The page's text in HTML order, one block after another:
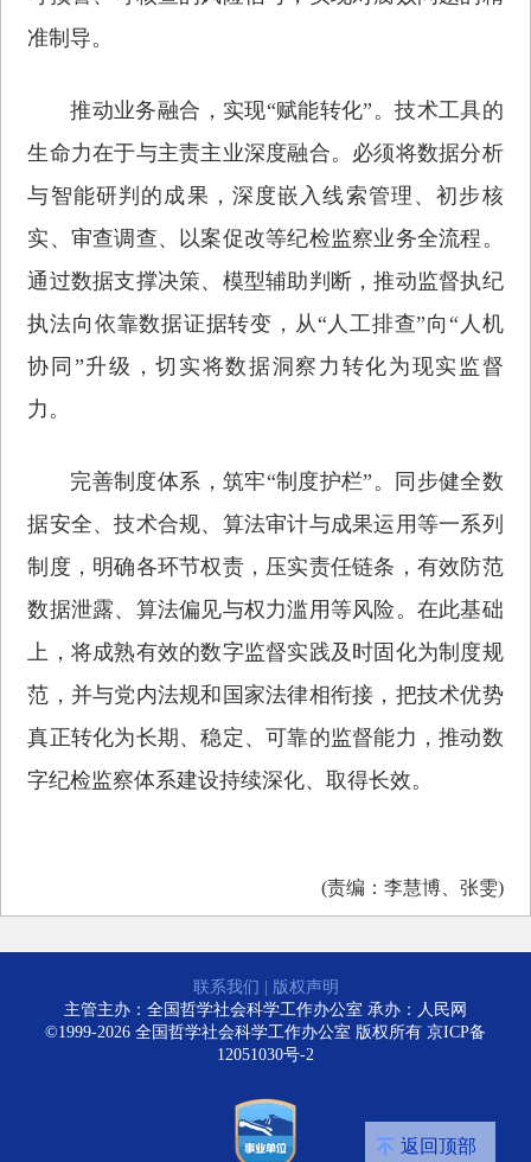
准制导。
推动业务融合，实现“赋能转化”。技术工具的
生命力在于与主责主业深度融合。必须将数据分析
与智能研判的成果，深度嵌入线索管理、初步核
实、审查调查、以案促改等纪检监察业务全流程。
通过数据支撑决策、模型辅助判断，推动监督执纪
执法向依靠数据证据转变，从“人工排查”向“人机
协同”升级，切实将数据洞察力转化为现实监督
力。
完善制度体系，筑牢“制度护栏”。同步健全数
据安全、技术合规、算法审计与成果运用等一系列
制度，明确各环节权责，压实责任链条，有效防范
数据泄露、算法偏见与权力滥用等风险。在此基础
上，将成熟有效的数字监督实践及时固化为制度规
范，并与党内法规和国家法律相衔接，把技术优势
真正转化为长期、稳定、可靠的监督能力，推动数
字纪检监察体系建设持续深化、取得长效。
(责编：李慧博、张雯)
联系我们
版权声明
主管主办：全国哲学社会科学工作办公室 承办：人民网
©1999-2026 全国哲学社会科学工作办公室 版权所有 京ICP备
12051030号-2
返回顶部